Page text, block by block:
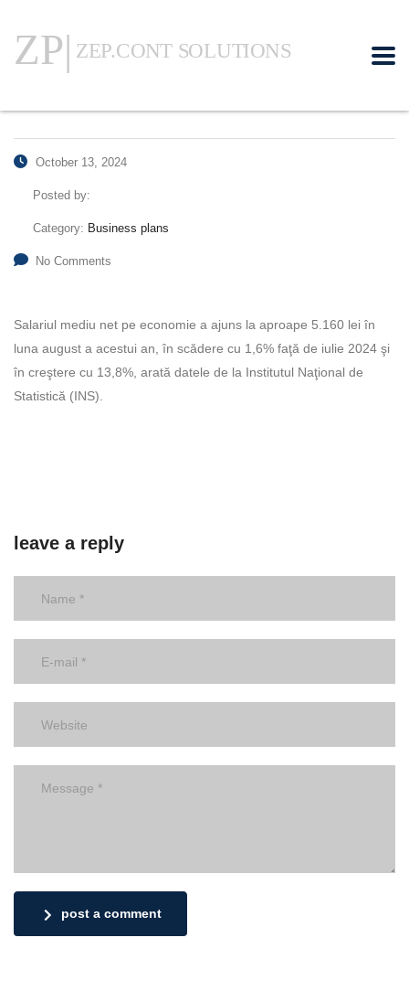
October 13, 2024
Posted by:
Category: Business plans
No Comments
Salariul mediu net pe economie a ajuns la aproape 5.160 lei în
luna august a acestui an, în scădere cu 1,6% faţă de iulie 2024 şi
în creştere cu 13,8%, arată datele de la Institutul Naţional de
Statistică (INS).
leave a reply
post a comment